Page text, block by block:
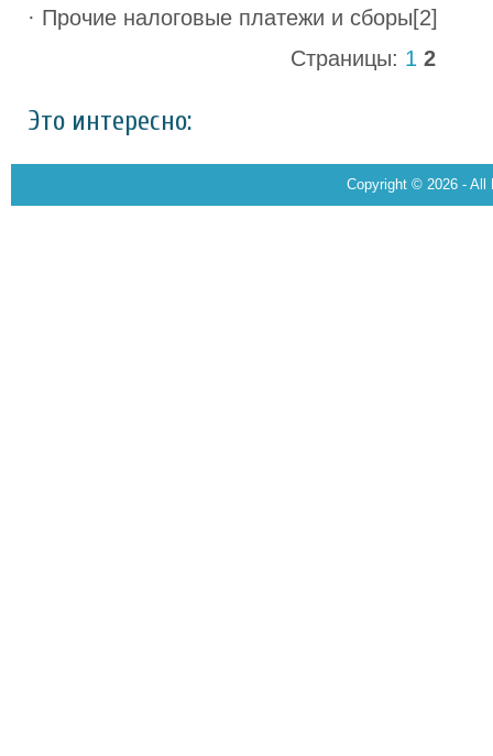
· Прочие налоговые платежи и сборы[2]
Страницы: 1 2
Это интересно:
Copyright © 2026 - All